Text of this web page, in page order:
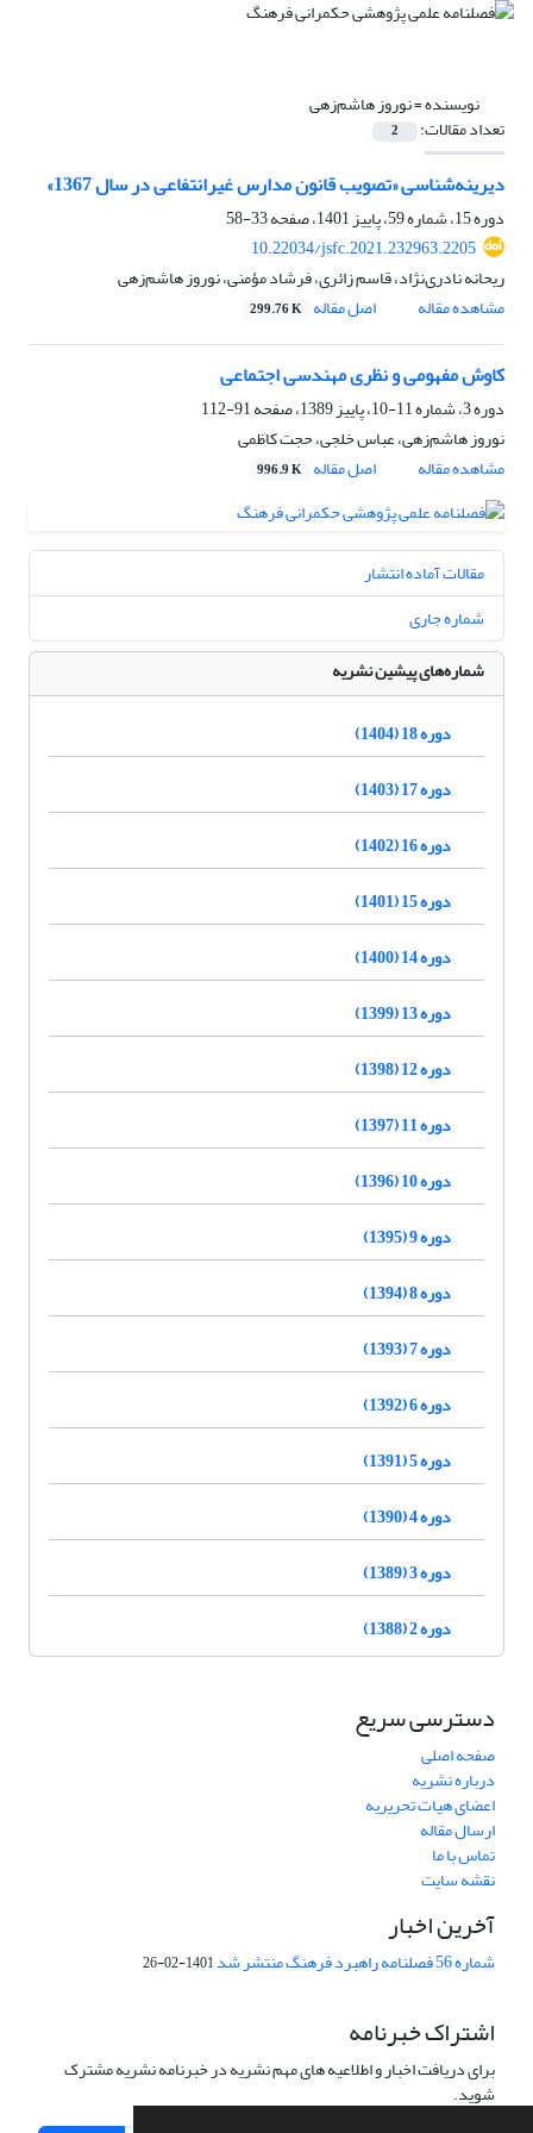
نویسنده =نوروز هاشم‌زهی
تعداد مقالات: 2
دیرینه‌‌شناسی «تصویب قانون مدارس غیرانتفاعی در سال 1367»
دوره 15، شماره 59، پاییز 1401، صفحه
33-58
10.22034/jsfc.2021.232963.2205
ریحانه نادری‌نژاد، قاسم زائری، فرشاد مؤمنی، نوروز هاشم‌زهی
مشاهده مقاله
اصل مقاله 299.76 K
کاوش مفهومی و نظری مهندسی اجتماعی
دوره 3، شماره 11-10، پاییز 1389، صفحه
91-112
نوروز هاشم‌زهی، عباس خلجی، حجت کاظمی
مشاهده مقاله
اصل مقاله 996.9 K
مقالات آماده انتشار
شماره جاری
شماره‌های پیشین نشریه
دوره 18 (1404)
دوره 17 (1403)
دوره 16 (1402)
دوره 15 (1401)
دوره 14 (1400)
دوره 13 (1399)
دوره 12 (1398)
دوره 11 (1397)
دوره 10 (1396)
دوره 9 (1395)
دوره 8 (1394)
دوره 7 (1393)
دوره 6 (1392)
دوره 5 (1391)
دوره 4 (1390)
دوره 3 (1389)
دوره 2 (1388)
دسترسی سریع
صفحه اصلی
درباره نشریه
اعضای هیات تحریریه
ارسال مقاله
تماس با ما
نقشه سایت
آخرین اخبار
شماره 56 فصلنامه راهبرد فرهنگ منتشر شد 1401-02-26
اشتراک خبرنامه
برای دریافت اخبار و اطلاعیه های مهم نشریه در خبرنامه نشریه مشترک
شوید.